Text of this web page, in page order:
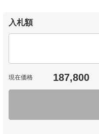
入札額
現在価格 187,800